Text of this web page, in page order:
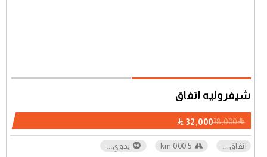
38,000
32,000
شيفروليه اتفاق
اتفاق 5 000 km يدوي